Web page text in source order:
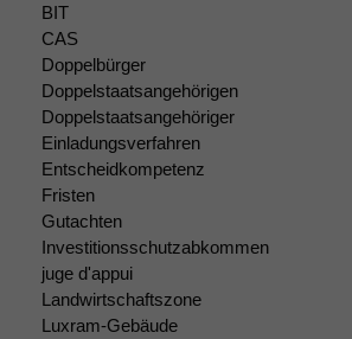
BIT
CAS
Doppelbürger
Doppelstaatsangehörigen
Doppelstaatsangehöriger
Einladungsverfahren
Entscheidkompetenz
Fristen
Gutachten
Investitionsschutzabkommen
juge d'appui
Landwirtschaftszone
Luxram-Gebäude